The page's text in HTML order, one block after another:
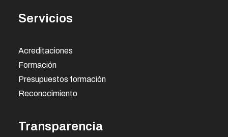
Servicios
Acreditaciones
Formación
Presupuestos formación
Reconocimiento
Transparencia